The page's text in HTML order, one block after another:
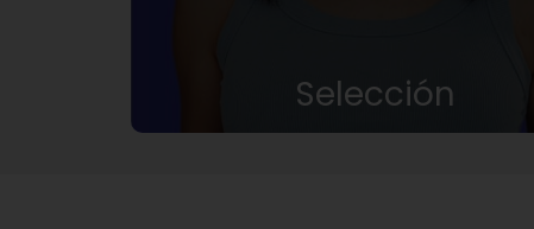
Selección